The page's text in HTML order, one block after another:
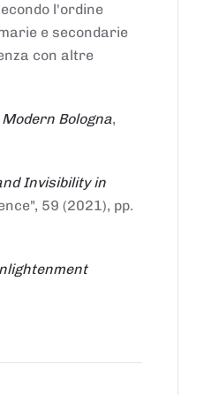
l'ordine
e secondarie
con altre
Bologna,
Invisibility in
59 (2021), pp.